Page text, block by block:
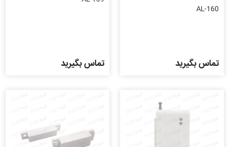
AL-160
تماس بگیرید تماس بگیرید